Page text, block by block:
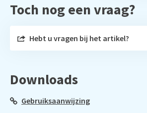
Toch nog een vraag?
Hebt u vragen bij het artikel?
Downloads
Gebruiksaanwijzing